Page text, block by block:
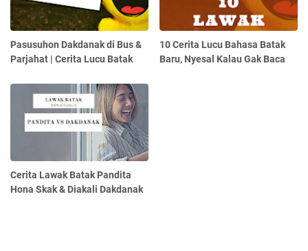
Pasusuhon Dakdanak di Bus &
Parjahat | Cerita Lucu Batak
10 Cerita Lucu Bahasa Batak
Baru, Nyesal Kalau Gak Baca
Cerita Lawak Batak Pandita
Hona Skak & Diakali Dakdanak